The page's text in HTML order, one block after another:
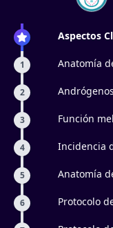
Aspectos
1
Anatomía
2
3 Función
4 Incidencia
5
Anatomía
6 Protocolo